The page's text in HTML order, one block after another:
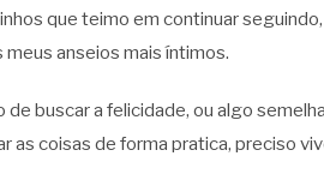
que teimo em continuar
anseios mais íntimos.
buscar a felicidade, ou algo
as coisas de forma pratica, preciso